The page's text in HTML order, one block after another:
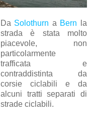
Da Solothurn a Bern la
strada è stata molto
piacevole, non
particolarmente
trafficata e
contraddistinta da
corsie ciclabili e da
alcuni tratti separati di
strade ciclabili.